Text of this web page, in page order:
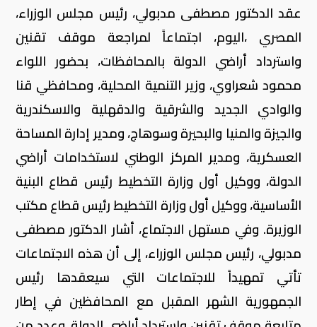
عقد الدكتور مصطفى مدبولي، رئيس مجلس الوزراء،
المصري ،اليوم، اجتماعاً لمراجعة موقف تقنين
واسترداد أراضي الدولة بالمحافظات، بحضور اللواء
محمود شعراوي، وزير التنمية المحلية، ومحافظي قنا
والوادي الجديد والشرقية والدقهلية والاسكندرية
والجيزة والمنيا والبحيرة وسوهاج، ومدير إدارة المساحة
العسكرية، ومدير المركز الوطني لاستخدامات أراضي
الدولة، ووكيل أول وزارة التخطيط رئيس قطاع البنية
الأساسية، ووكيل أول وزارة التخطيط رئيس قطاع مكتب
الوزيرة. وفي مستهل الاجتماع، أشار الدكتور مصطفى
مدبولي، رئيس مجلس الوزراء، إلى أن هذه الاجتماعات
تأتي تمهيداً للاجتماعات التي سيعقدها رئيس
الجمهورية الشهر المقبل مع المحافظين في إطار